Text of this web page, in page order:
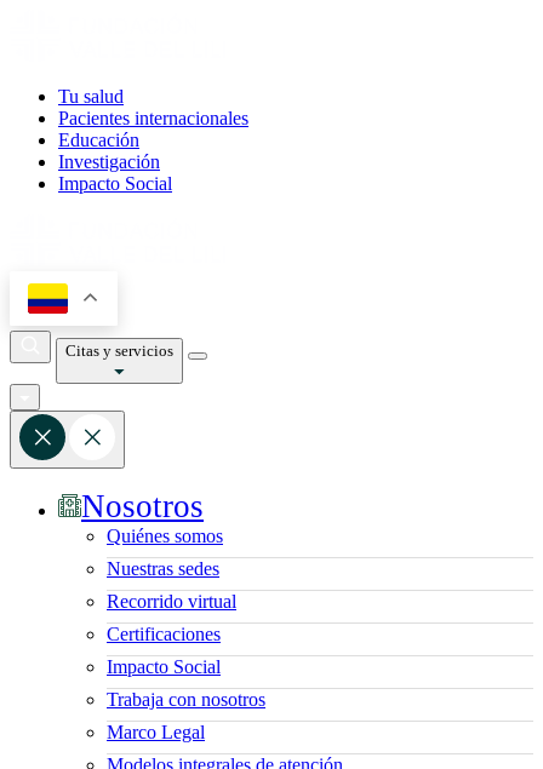
Tu salud
Pacientes internacionales
Educación
Investigación
Impacto Social
Citas y servicios
Nosotros
Quiénes somos
Nuestras sedes
Recorrido virtual
Certificaciones
Impacto Social
Trabaja con nosotros
Marco Legal
Modelos integrales de atención